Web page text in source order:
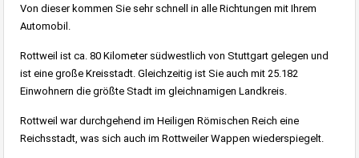
Von dieser kommen Sie sehr schnell in alle Richtungen mit Ihrem
Automobil.
Rottweil ist ca. 80 Kilometer südwestlich von Stuttgart gelegen und
ist eine große Kreisstadt. Gleichzeitig ist Sie auch mit 25.182
Einwohnern die größte Stadt im gleichnamigen Landkreis.
Rottweil war durchgehend im Heiligen Römischen Reich eine
Reichsstadt, was sich auch im Rottweiler Wappen wiederspiegelt.